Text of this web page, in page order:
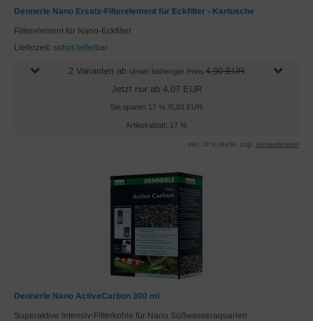
Dennerle Nano Ersatz-Filterelement für Eckfilter - Kartusche
Filterelement für Nano-Eckfilter
Lieferzeit: sofort lieferbar
2 Varianten ab Unser bisheriger Preis 4,90 EUR
Jetzt nur ab 4,07 EUR
Sie sparen 17 % /0,83 EUR
Artikelrabatt: 17 %
inkl. 19 % MwSt. zzgl. Versandkosten
Dennerle Nano ActiveCarbon 300 ml
Superaktive Intensiv-Filterkohle für Nano Süßwasseraquarien